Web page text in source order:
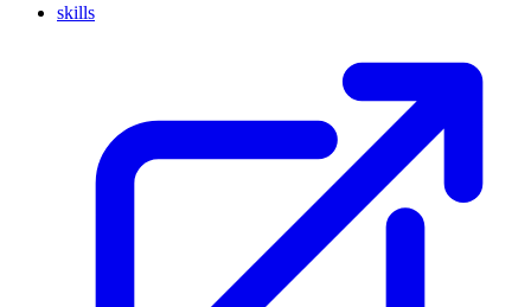
skills